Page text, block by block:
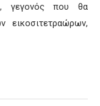
γεγονός που θα
εικοσιτετραώρων,